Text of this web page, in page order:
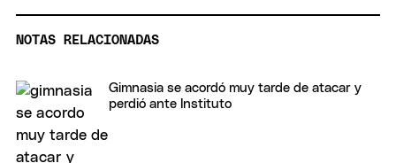
NOTAS RELACIONADAS
Gimnasia se acordó muy tarde de atacar y
perdió ante Instituto